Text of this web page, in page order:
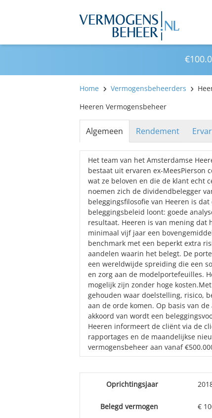
Home Vermogensbeheerders
Heeren Vermogensbeheer
Algemeen Rendement
Het team van het Amsterdamse
bestaat uit ervaren ex-MeesPierson
wat ze beloven en die de klant echt
noemen zich de dividendbelegger
beleggingsfilosofie van Heeren is
beleggingsbeleid loont: goede
resultaat. Heeren is van mening dat
minimaal vijf jaar een
benchmark met een beperkt extra
aandelen waarin het belegt. De
een wereldwijde spreiding die een
en zorg aan de modelportefeuilles.
mogelijk zijn zonder hoge
gehouden waar doelstelling, risico,
aan de orde komen. Op basis van
akkoord van wordt een
Heeren informeert de cliënt via de
rapportages en de maandelijkse
vermogensbeheer aan vanaf
Oprichtingsjaar
Belegd vermogen €